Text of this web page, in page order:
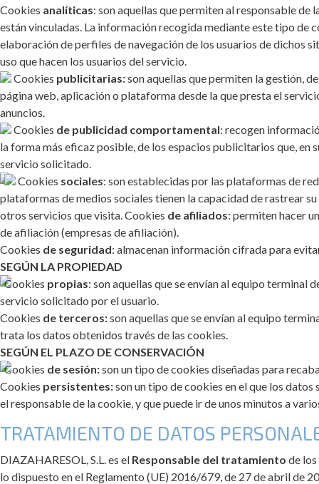
Cookies analíticas: son aquellas que permiten al responsable
están vinculadas. La información recogida mediante este tipo de
elaboración de perfiles de navegación de los usuarios de dichos
uso que hacen los usuarios del servicio.
Cookies publicitarias:son aquellas que permiten la gestión,
página web, aplicación o plataforma desde la que presta el
anuncios.
Cookies de publicidad comportamental: recogen
la forma más eficaz posible, de los espacios publicitarios que, en
servicio solicitado.
Cookies sociales: son establecidas por las plataformas de
plataformas de medios sociales tienen la capacidad de rastrear
otros servicios que visita. Cookies de afiliados: permiten hacer
de afiliación (empresas de afiliación).
Cookies de seguridad: almacenan información cifrada para
SEGÚN LA PROPIEDAD
Cookies propias: son aquellas que se envían al equipo terminal
servicio solicitado por el usuario.
Cookies de terceros:son aquellas que se envían al equipo
trata los datos obtenidos través de las cookies.
SEGÚN EL PLAZO DE CONSERVACIÓN
Cookies de sesión:son un tipo de cookies diseñadas para
Cookies persistentes:son un tipo de cookies en el que los
el responsable de la cookie, y que puede ir de unos minutos a
TRATAMIENTO DE DATOS
DIAZAHARESOL, S.L. es el Responsable del tratamiento de
lo dispuesto en el Reglamento (UE) 2016/679, de 27 de abril de